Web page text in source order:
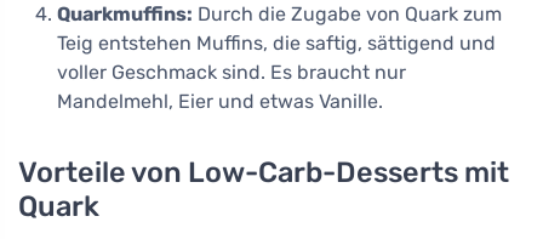
Quarkmuffins: Durch die Zugabe von Quark zum
Teig entstehen Muffins, die saftig, sättigend und
voller Geschmack sind. Es braucht nur
Mandelmehl, Eier und etwas Vanille.
Vorteile von Low-Carb-Desserts mit
Quark